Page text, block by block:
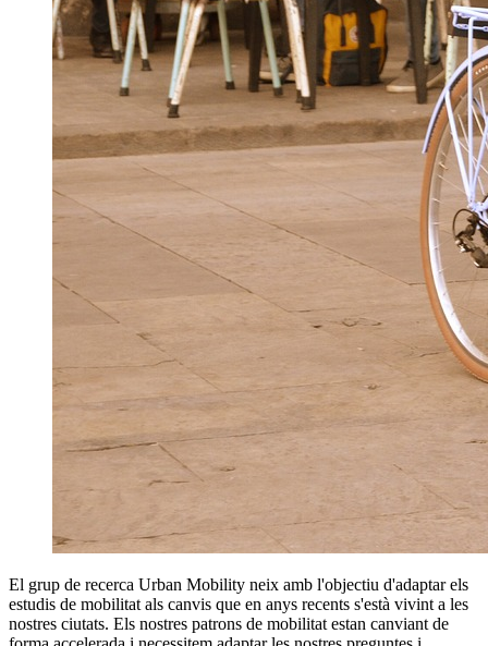
El grup de recerca Urban Mobility neix amb l'objectiu d'adaptar els
estudis de mobilitat als canvis que en anys recents s'està vivint a les
nostres ciutats. Els nostres patrons de mobilitat estan canviant de